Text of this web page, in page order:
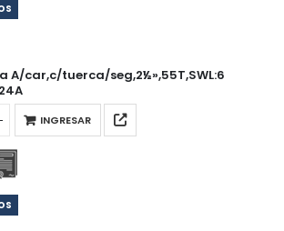
A/car,c/tuerca/seg,2½»,55T,SWL:6
INGRESAR